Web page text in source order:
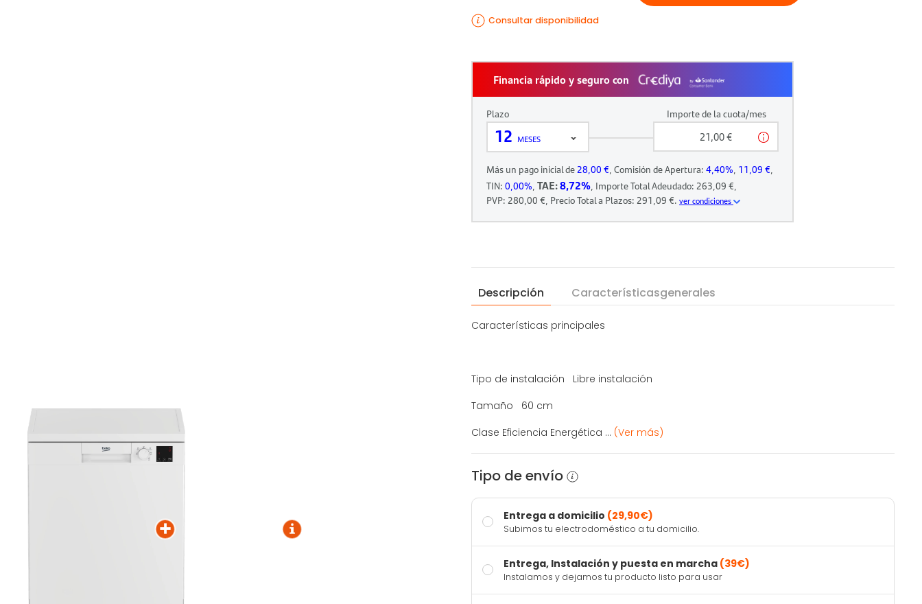
Consultar disponibilidad
Descripción Característicasgenerales
Características principales
Tipo de instalación Libre instalación
Tamaño 60 cm
Clase Eficiencia Energética ... (Ver más)
Tipo de envío
Entrega a domicilio (29,90€)
Subimos tu electrodoméstico a tu domicilio.
Entrega, Instalación y puesta en marcha (39€)
Instalamos y dejamos tu producto listo para usar